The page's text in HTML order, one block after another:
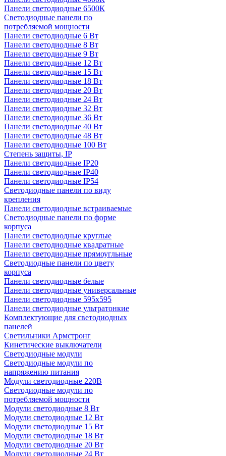
Панели светодиодные 6500К
Светодиодные панели по
потребляемой мощности
Панели светодиодные 6 Вт
Панели светодиодные 8 Вт
Панели светодиодные 9 Вт
Панели светодиодные 12 Вт
Панели светодиодные 15 Вт
Панели светодиодные 18 Вт
Панели светодиодные 20 Вт
Панели светодиодные 24 Вт
Панели светодиодные 32 Вт
Панели светодиодные 36 Вт
Панели светодиодные 40 Вт
Панели светодиодные 48 Вт
Панели светодиодные 100 Вт
Степень защиты, IP
Панели светодиодные IP20
Панели светодиодные IP40
Панели светодиодные IP54
Светодиодные панели по виду
крепления
Панели светодиодные встраиваемые
Светодиодные панели по форме
корпуса
Панели светодиодные круглые
Панели светодиодные квадратные
Панели светодиодные прямоугльные
Светодиодные панели по цвету
корпуса
Панели светодиодные белые
Панели светодиодные универсальные
Панели светодиодные 595х595
Панели светодиодные ультратонкие
Комплектующие для светодиодных
панелей
Светильники Армстронг
Кинетические выключатели
Светодиодные модули
Светодиодные модули по
напряжению питания
Модули светодиодные 220В
Светодиодные модули по
потребляемой мощности
Модули светодиодные 8 Вт
Модули светодиодные 12 Вт
Модули светодиодные 15 Вт
Модули светодиодные 18 Вт
Модули светодиодные 20 Вт
Модули светодиодные 24 Вт